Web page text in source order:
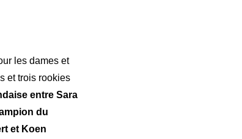
les dames et
et trois rookies
entre Sara
du
et Koen